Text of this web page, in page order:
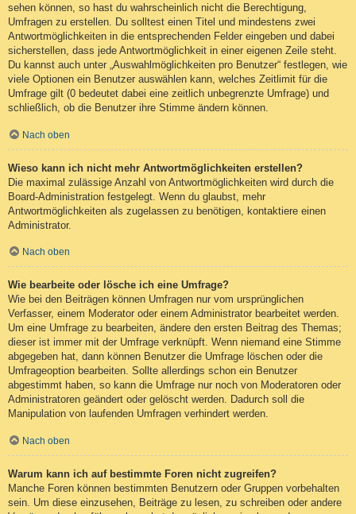
sehen können, so hast du wahrscheinlich nicht die Berechtigung,
Umfragen zu erstellen. Du solltest einen Titel und mindestens zwei
Antwortmöglichkeiten in die entsprechenden Felder eingeben und dabei
sicherstellen, dass jede Antwortmöglichkeit in einer eigenen Zeile steht.
Du kannst auch unter „Auswahlmöglichkeiten pro Benutzer“ festlegen, wie
viele Optionen ein Benutzer auswählen kann, welches Zeitlimit für die
Umfrage gilt (0 bedeutet dabei eine zeitlich unbegrenzte Umfrage) und
schließlich, ob die Benutzer ihre Stimme ändern können.
Nach oben
Wieso kann ich nicht mehr Antwortmöglichkeiten erstellen?
Die maximal zulässige Anzahl von Antwortmöglichkeiten wird durch die
Board-Administration festgelegt. Wenn du glaubst, mehr
Antwortmöglichkeiten als zugelassen zu benötigen, kontaktiere einen
Administrator.
Nach oben
Wie bearbeite oder lösche ich eine Umfrage?
Wie bei den Beiträgen können Umfragen nur vom ursprünglichen
Verfasser, einem Moderator oder einem Administrator bearbeitet werden.
Um eine Umfrage zu bearbeiten, ändere den ersten Beitrag des Themas;
dieser ist immer mit der Umfrage verknüpft. Wenn niemand eine Stimme
abgegeben hat, dann können Benutzer die Umfrage löschen oder die
Umfrageoption bearbeiten. Sollte allerdings schon ein Benutzer
abgestimmt haben, so kann die Umfrage nur noch von Moderatoren oder
Administratoren geändert oder gelöscht werden. Dadurch soll die
Manipulation von laufenden Umfragen verhindert werden.
Nach oben
Warum kann ich auf bestimmte Foren nicht zugreifen?
Manche Foren können bestimmten Benutzern oder Gruppen vorbehalten
sein. Um diese einzusehen, Beiträge zu lesen, zu schreiben oder andere